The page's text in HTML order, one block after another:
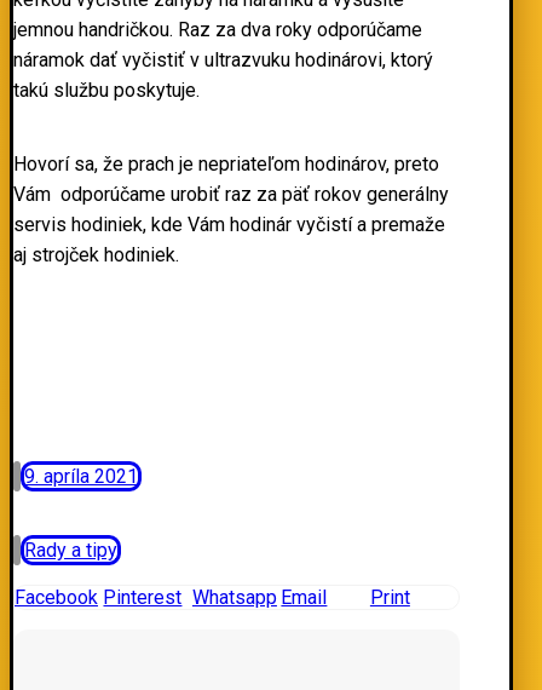
jemnou handričkou. Raz za dva roky odporúčame
náramok dať vyčistiť v ultrazvuku hodinárovi, ktorý
takú službu poskytuje.
Hovorí sa, že prach je nepriateľom hodinárov, preto
Vám odporúčame urobiť raz za päť rokov generálny
servis hodiniek, kde Vám hodinár vyčistí a premaže
aj strojček hodiniek.
9. apríla 2021
Rady a tipy
Facebook Pinterest Whatsapp Email Print